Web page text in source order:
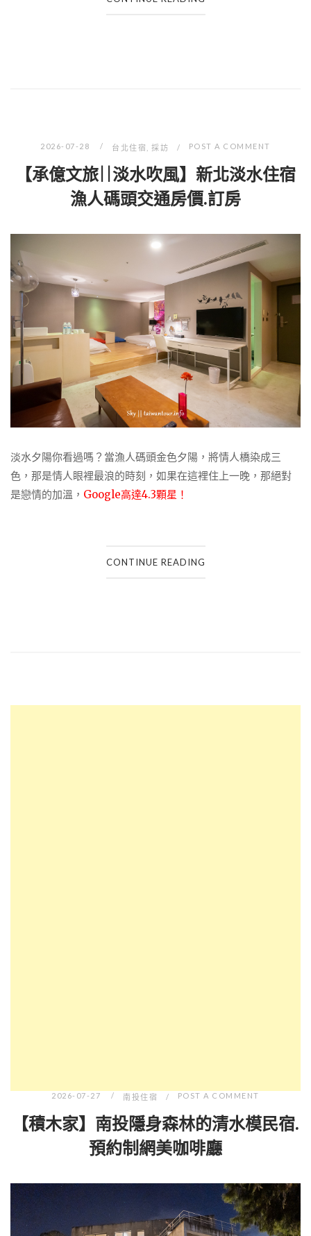
2026-07-28 台北住宿 ,採訪 POST A COMMENT
【承億文旅||淡水吹風】新北淡水住宿
漁人碼頭交通房價.訂房
淡水夕陽你看過嗎？當漁人碼頭金色夕陽，將情人橋染成三
色，那是情人眼裡最浪的時刻，如果在這裡住上一晚，那絕對
是戀情的加溫， Google高達4.3顆星！
CONTINUE READING
2026-07-27 南投住宿 POST A COMMENT
【積木家】南投隱身森林的清水模民宿.
預約制網美咖啡廳